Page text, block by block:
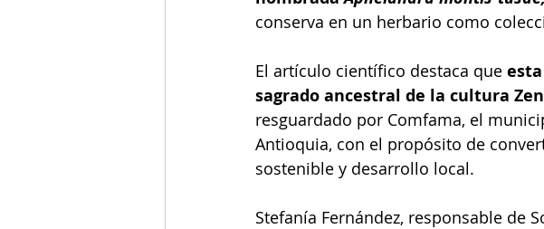
conserva en un herbario como
El artículo científico destaca que
sagrado ancestral de la cultura
resguardado por Comfama, el
Antioquia, con el propósito de
sostenible y desarrollo local.
Stefanía Fernández, responsable de